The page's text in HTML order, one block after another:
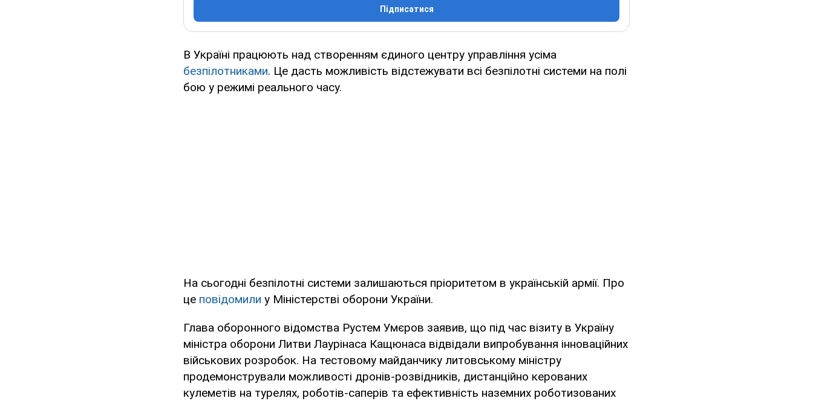
Підписатися
В Україні працюють над створенням єдиного центру управління усіма
безпілотниками. Це дасть можливість відстежувати всі безпілотні системи на полі
бою у режимі реального часу.
На сьогодні безпілотні системи залишаються пріоритетом в українській армії. Про
це повідомили у Міністерстві оборони України.
Глава оборонного відомства Рустем Умєров заявив, що під час візиту в Україну
міністра оборони Литви Лаурінаса Кащюнаса відвідали випробування інноваційних
військових розробок. На тестовому майданчику литовському міністру
продемонстрували можливості дронів-розвідників, дистанційно керованих
кулеметів на турелях, роботів-саперів та ефективність наземних роботизованих